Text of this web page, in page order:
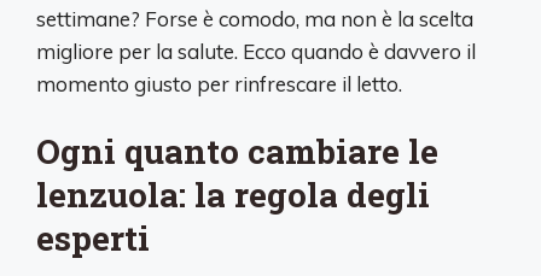
settimane? Forse è comodo, ma non è la scelta
migliore per la salute. Ecco quando è davvero il
momento giusto per rinfrescare il letto.
Ogni quanto cambiare le
lenzuola: la regola degli
esperti